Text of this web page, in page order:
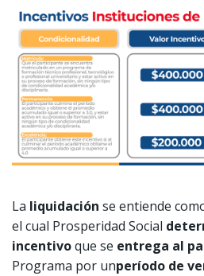
La liquidación se entiende
el cual Prosperidad Social
incentivoque se entrega al
Programa por unperíodo de